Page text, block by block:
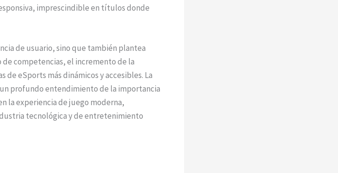
imprescindible en títulos donde
de usuario, sino que también plantea
competencias, el incremento de la
de eSports más dinámicos y accesibles. La
profundo entendimiento de la importancia
la experiencia de juego moderna,
tecnológica y de entretenimiento